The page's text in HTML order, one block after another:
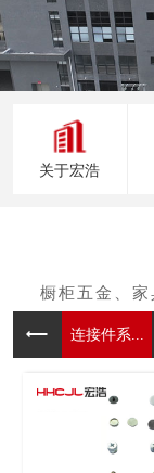
关于宏浩
连接件系...